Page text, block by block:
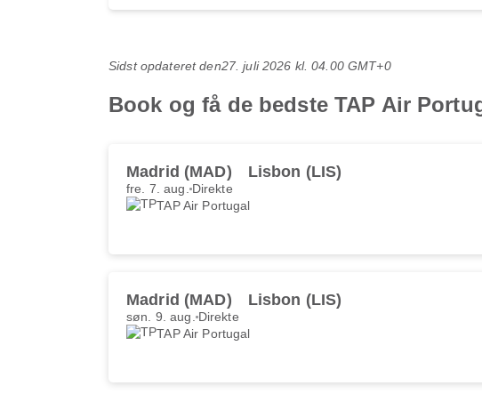
Sidst opdateret den27. juli 2026 kl. 04.00 GMT+0
Book og få de bedste TAP Air
Madrid (MAD) Lisbon (LIS)
fre. 7. aug. Direkte
TAP Air Portugal
Madrid (MAD) Lisbon (LIS)
søn. 9. aug. Direkte
TAP Air Portugal